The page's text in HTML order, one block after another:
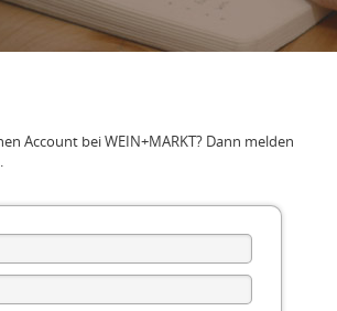
Account bei WEIN+MARKT? Dann melden